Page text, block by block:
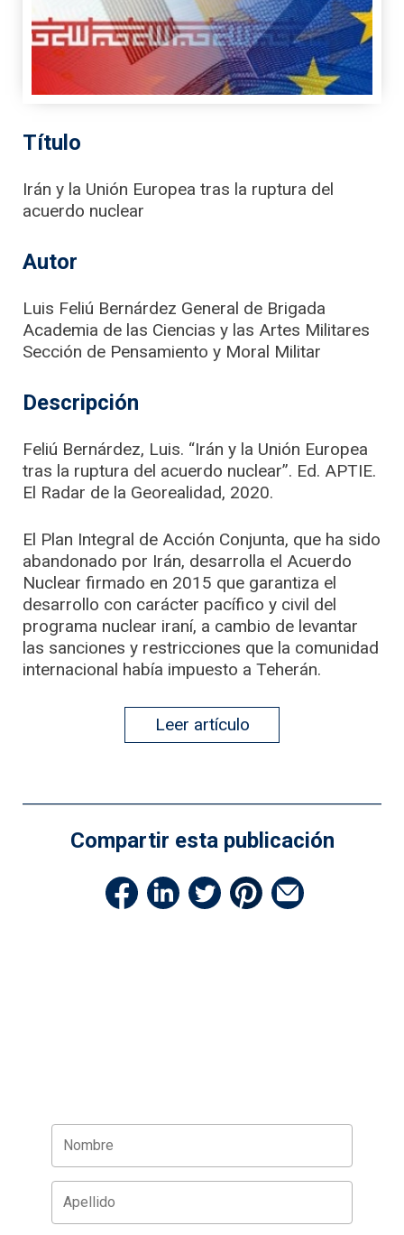
Título
Irán y la Unión Europea tras la ruptura del
acuerdo nuclear
Autor
Luis Feliú Bernárdez General de Brigada
Academia de las Ciencias y las Artes Militares
Sección de Pensamiento y Moral Militar
Descripción
Feliú Bernárdez, Luis. “Irán y la Unión Europea
tras la ruptura del acuerdo nuclear”. Ed. APTIE.
El Radar de la Georealidad, 2020.
El Plan Integral de Acción Conjunta, que ha sido
abandonado por Irán, desarrolla el Acuerdo
Nuclear firmado en 2015 que garantiza el
desarrollo con carácter pacífico y civil del
programa nuclear iraní, a cambio de levantar
las sanciones y restricciones que la comunidad
internacional había impuesto a Teherán.
Leer artículo
Compartir esta publicación